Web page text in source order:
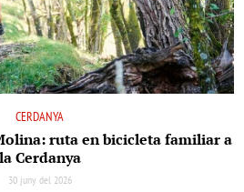
CERDANYA
ruta en bicicleta familiar a
la Cerdanya
30 juny del 2026